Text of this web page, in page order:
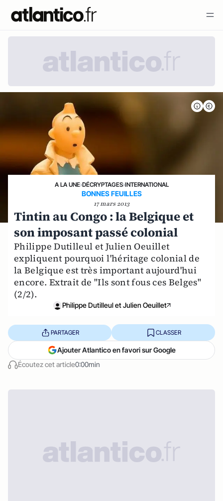
A LA UNE›DÉCRYPTAGES›INTERNATIONAL
BONNES FEUILLES
17 mars 2013
Tintin au Congo : la Belgique et
son imposant passé colonial
Philippe Dutilleul et Julien Oeuillet
expliquent pourquoi l'héritage colonial de
la Belgique est très important aujourd'hui
encore. Extrait de "Ils sont fous ces Belges"
(2/2).
Philippe Dutilleul et Julien Oeuillet
Écoutez cet article0:00min
PARTAGER CLASSER
Ajouter Atlantico en favori sur Google